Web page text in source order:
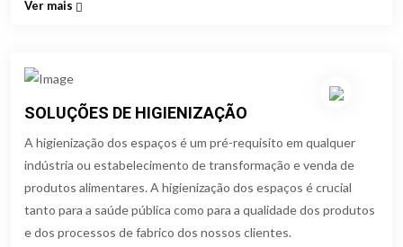
Ver mais
SOLUÇÕES DE HIGIENIZAÇÃO
A higienização dos espaços é um pré-requisito em qualquer
indústria ou estabelecimento de transformação e venda de
produtos alimentares. A higienização dos espaços é crucial
tanto para a saúde pública como para a qualidade dos produtos
e dos processos de fabrico dos nossos clientes.